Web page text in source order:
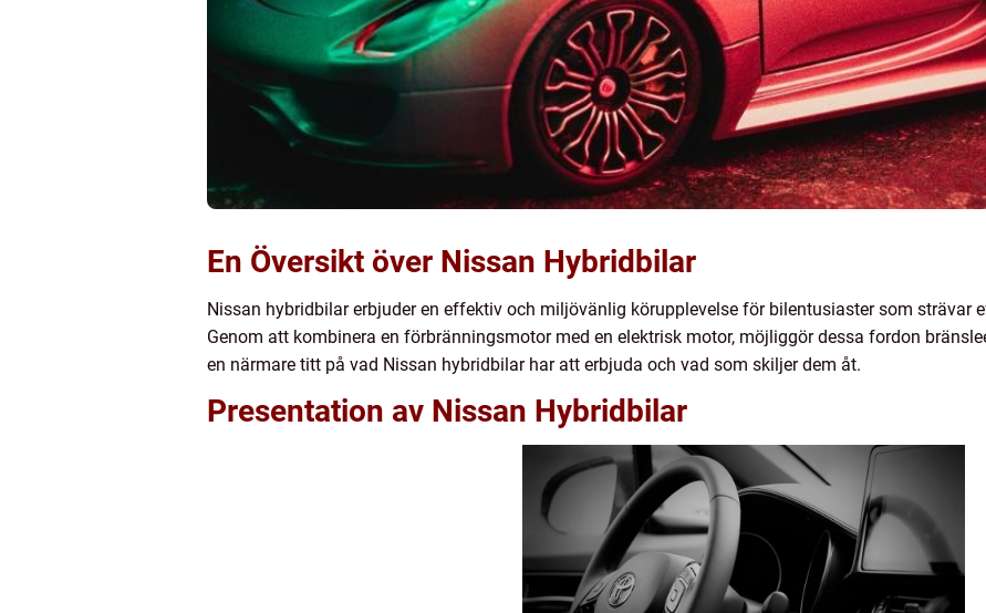
En Översikt över Nissan Hybridbilar
Nissan hybridbilar erbjuder en effektiv och miljövänlig körupplevelse för bilentusiaster som strävar
Genom att kombinera en förbränningsmotor med en elektrisk motor, möjliggör dessa fordon
en närmare titt på vad Nissan hybridbilar har att erbjuda och vad som skiljer dem åt.
Presentation av Nissan Hybridbilar